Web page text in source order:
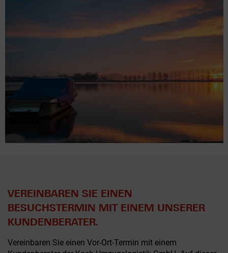
VEREINBAREN SIE EINEN
BESUCHSTERMIN MIT EINEM UNSERER
KUNDENBERATER.
Vereinbaren Sie einen Vor-Ort-Termin mit einem